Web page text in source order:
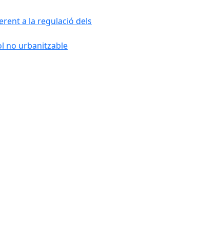
a la regulació dels
no urbanitzable